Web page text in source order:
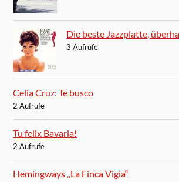
Die beste Jazzplatte,
3 Aufrufe
Celia Cruz: Te busco
2 Aufrufe
Tu felix Bavaria!
2 Aufrufe
Hemingways „La Finca Vigía“